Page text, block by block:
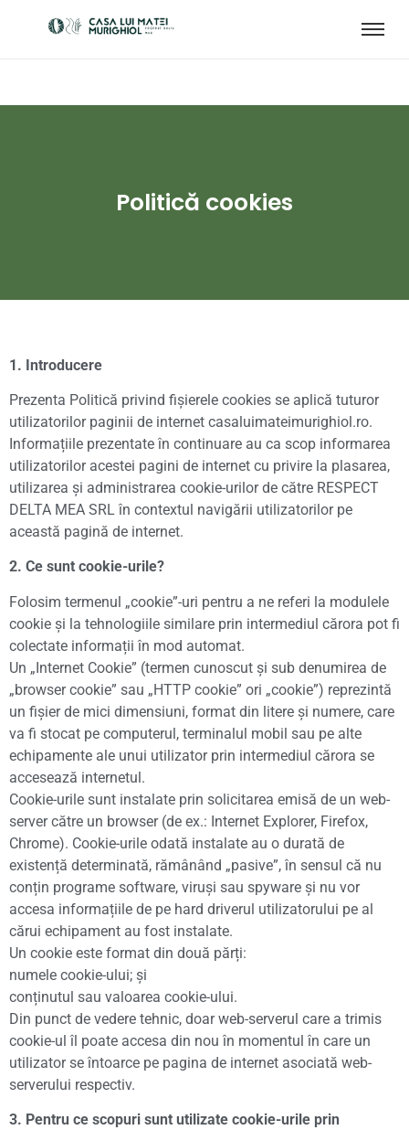
Politică cookies
1. Introducere
Prezenta Politică privind fișierele cookies se aplică tuturor
utilizatorilor paginii de internet casaluimateimurighiol.ro.
Informațiile prezentate în continuare au ca scop informarea
utilizatorilor acestei pagini de internet cu privire la plasarea,
utilizarea și administrarea cookie-urilor de către RESPECT
DELTA MEA SRL în contextul navigării utilizatorilor pe
această pagină de internet.
2. Ce sunt cookie-urile?
Folosim termenul „cookie”-uri pentru a ne referi la modulele
cookie și la tehnologiile similare prin intermediul cărora pot fi
colectate informații în mod automat.
Un „Internet Cookie” (termen cunoscut și sub denumirea de
„browser cookie” sau „HTTP cookie” ori „cookie”) reprezintă
un fișier de mici dimensiuni, format din litere și numere, care
va fi stocat pe computerul, terminalul mobil sau pe alte
echipamente ale unui utilizator prin intermediul cărora se
accesează internetul.
Cookie-urile sunt instalate prin solicitarea emisă de un web-
server către un browser (de ex.: Internet Explorer, Firefox,
Chrome). Cookie-urile odată instalate au o durată de
existență determinată, rămânând „pasive”, în sensul că nu
conțin programe software, viruși sau spyware și nu vor
accesa informațiile de pe hard driverul utilizatorului pe al
cărui echipament au fost instalate.
Un cookie este format din două părți:
numele cookie-ului; și
conținutul sau valoarea cookie-ului.
Din punct de vedere tehnic, doar web-serverul care a trimis
cookie-ul îl poate accesa din nou în momentul în care un
utilizator se întoarce pe pagina de internet asociată web-
serverului respectiv.
3. Pentru ce scopuri sunt utilizate cookie-urile prin